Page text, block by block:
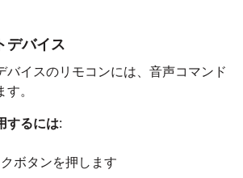
デバイス
バイスのリモコンには、音声コマンド
。
するには:
ボタンを押します